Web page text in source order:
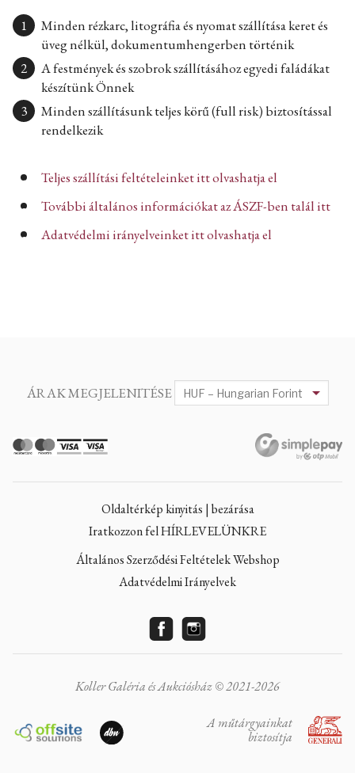
Minden rézkarc, litográfia és nyomat szállítása keret és
üveg nélkül, dokumentumhengerben történik
A festmények és szobrok szállításához egyedi faládákat
készítünk Önnek
Minden szállításunk teljes körű (full risk) biztosítással
rendelkezik
Teljes szállítási feltételeinket itt olvashatja el
További általános információkat az ÁSZF-ben talál itt
Adatvédelmi irányelveinket itt olvashatja el
ÁRAK MEGJELENITÉSE
Oldaltérkép kinyitás | bezárása
Iratkozzon fel HÍRLEVELÜNKRE
Általános Szerződési Feltételek Webshop
Adatvédelmi Irányelvek
Koller Galéria és Aukciósház © 2021-2026
A műtárgyainkat
biztosítja